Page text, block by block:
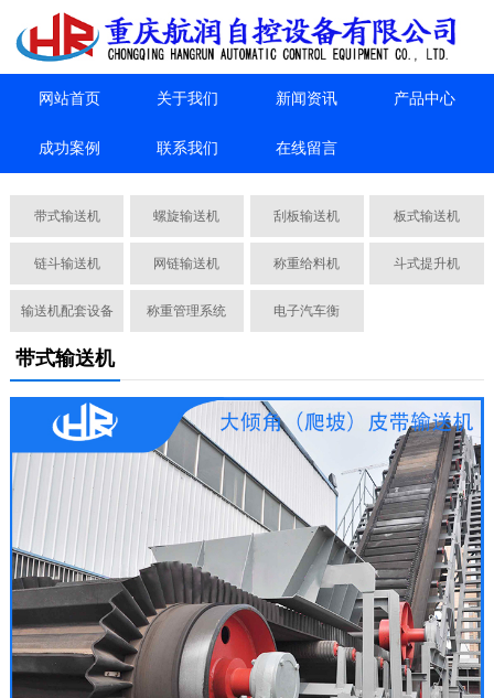
网站首页 关于我们 新闻资讯 产品中心
成功案例 联系我们 在线留言
带式输送机 螺旋输送机 刮板输送机 板式输送机
链斗输送机 网链输送机 称重给料机 斗式提升机
输送机配套设备 称重管理系统 电子汽车衡
带式输送机